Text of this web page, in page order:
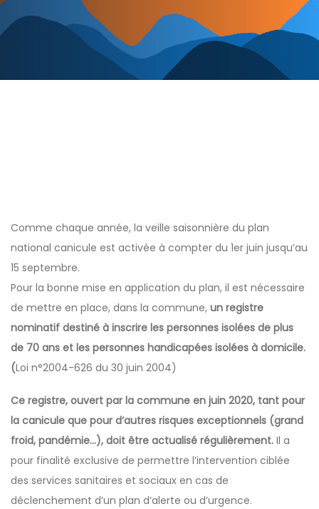
Comme chaque année, la veille saisonnière du plan
national canicule est activée à compter du 1er juin jusqu’au
15 septembre.
Pour la bonne mise en application du plan, il est nécessaire
de mettre en place, dans la commune, un registre
nominatif destiné à inscrire les personnes isolées de plus
de 70 ans et les personnes handicapées isolées à domicile.
(Loi n°2004-626 du 30 juin 2004)
Ce registre, ouvert par la commune en juin 2020, tant pour
la canicule que pour d’autres risques exceptionnels (grand
froid, pandémie…), doit être actualisé régulièrement. Il a
pour finalité exclusive de permettre l’intervention ciblée
des services sanitaires et sociaux en cas de
déclenchement d’un plan d’alerte ou d’urgence.